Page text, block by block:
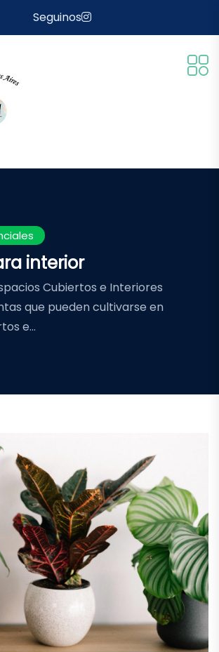
Seguinos
interior
Cubiertos e Interiores
que pueden cultivarse en
e…